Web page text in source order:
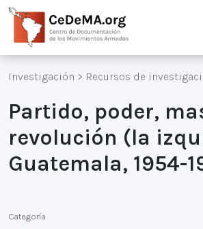
Investigación > Recursos de
Partido, poder,
revolución (la
Guatemala, 1954-
Categoría